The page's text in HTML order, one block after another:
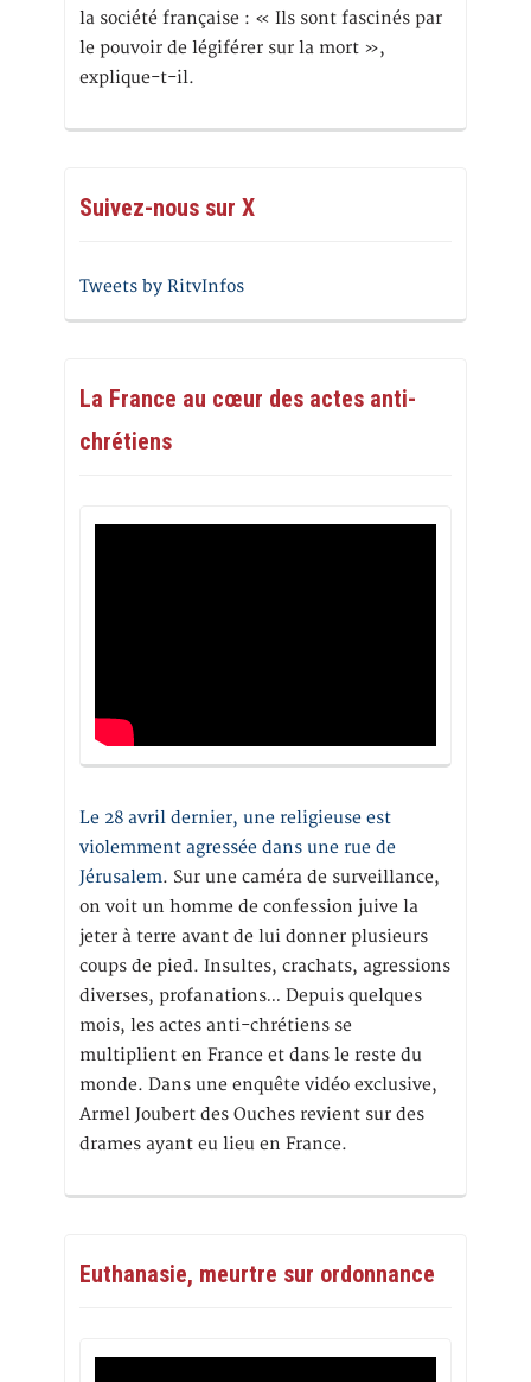
la société française : « Ils sont fascinés par
le pouvoir de légiférer sur la mort »,
explique-t-il.
Suivez-nous sur X
Tweets by RitvInfos
La France au cœur des actes anti-
chrétiens
Le 28 avril dernier, une religieuse est
violemment agressée dans une rue de
Jérusalem. Sur une caméra de surveillance,
on voit un homme de confession juive la
jeter à terre avant de lui donner plusieurs
coups de pied. Insultes, crachats, agressions
diverses, profanations… Depuis quelques
mois, les actes anti-chrétiens se
multiplient en France et dans le reste du
monde. Dans une enquête vidéo exclusive,
Armel Joubert des Ouches revient sur des
drames ayant eu lieu en France.
Euthanasie, meurtre sur ordonnance